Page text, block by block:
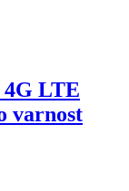
LTE
varnost